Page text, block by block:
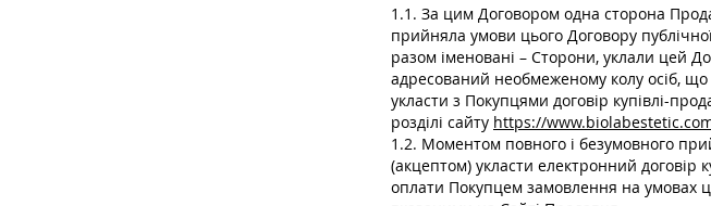
1.1. За цим Договором одна сторона
прийняла умови цього Договору
разом іменовані – Сторони, уклали цей
адресований необмеженому колу осіб,
укласти з Покупцями договір купівлі-
розділі сайту https://
1.2. Моментом повного і безумовного
(акцептом) укласти електронний договір
оплати Покупцем замовлення на умовах